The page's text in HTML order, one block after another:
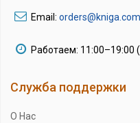
Email: orders@kniga.com
Работаем: 11:00–19:00
Служба поддержки
О Нас